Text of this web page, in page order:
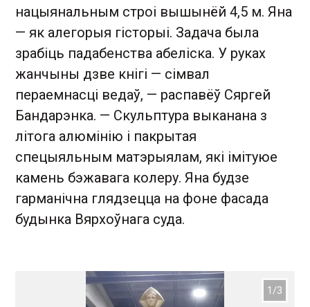
нацыянальным строі вышынёй 4,5 м. Яна
— як алегорыя гісторыі. Задача была
зрабіць падабенства абеліска. У руках
жанчыны дзве кнігі — сімвал
пераемнасці ведаў, — распавёў Сяргей
Бандарэнка. — Скульптура выканана з
літога алюмінію і пакрытая
спецыяльным матэрыялам, які імітуюе
камень бэжавага колеру. Яна будзе
гарманічна глядзецца на фоне фасада
будынка Вярхоўнага суда.